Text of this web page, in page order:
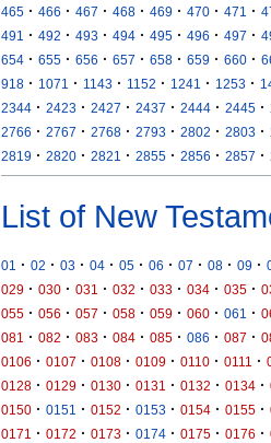
465 · 466 · 467 · 468 · 469 · 470 · 471 ·
491
· 492 · 493 · 494 · 495 · 496 · 497 ·
654 · 655 · 656 · 657 · 658 · 659 · 660 ·
918 · 1071 · 1143 · 1152 · 1241 · 1253 ·
2344 · 2423 · 2427 · 2437 · 2444 · 2445 ·
2766 · 2767 · 2768 · 2793 · 2802 · 2803 ·
2819 · 2820 · 2821 · 2855 · 2856 · 2857 ·
List of New
01 · 02 · 03 · 04 · 05 · 06 · 07 · 08 · 09 ·
029 · 030 · 031 · 032 · 033 · 034 · 035 ·
055 · 056 · 057 · 058 · 059 · 060 · 061 ·
081
· 082 · 083 · 084 · 085 · 086 · 087 ·
0106 · 0107 · 0108 · 0109 · 0110 · 0111 ·
0128 · 0129 · 0130 · 0131 · 0132 · 0134 ·
0150 · 0151 · 0152 · 0153 · 0154 · 0155 ·
0171
· 0172 · 0173 · 0174 · 0175 · 0176 ·